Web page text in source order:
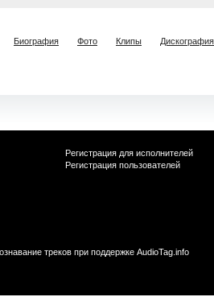
Биография Фото Клипы Дискография
Регистрация для исполнителей
Регистрация пользователей
треков при поддержке AudioTag.info